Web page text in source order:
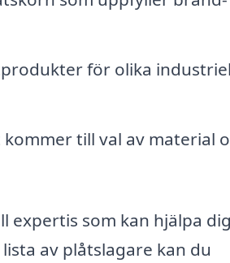
för olika
till val av material
expertis som kan hjälpa dig
av plåtslagare kan du